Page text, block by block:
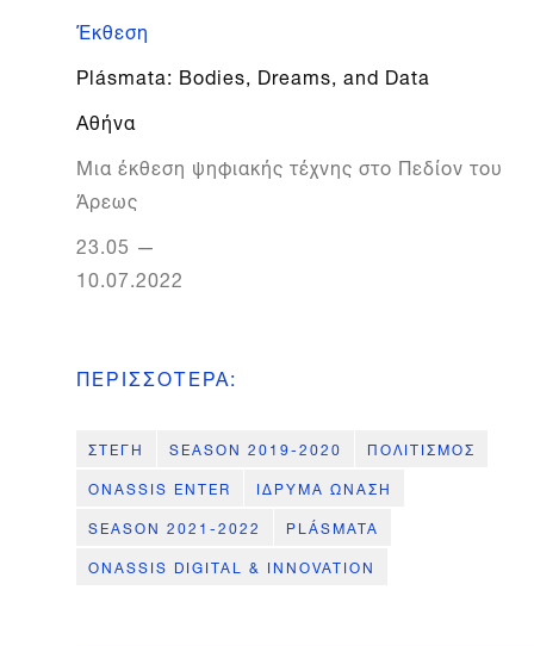
Έκθεση
Plásmata: Bodies, Dreams, and Data
Αθήνα
Mια έκθεση ψηφιακής τέχνης στο Πεδίον του
Άρεως
23.05 —
10.07.2022
ΠΕΡΙΣΣΟΤΕΡΑ:
ΣΤΕΓΗ SEASON 2019-2020
ΠΟΛΙΤΙΣΜΟΣ
ONASSIS ENTER
ΙΔΡΥΜΑ ΩΝΑΣΗ
SEASON 2021-2022
PLÁSMATA
ONASSIS DIGITAL & INNOVATION